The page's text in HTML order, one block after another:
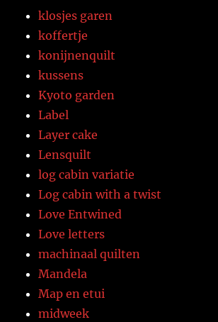
klosjes garen
koffertje
konijnenquilt
kussens
Kyoto garden
Label
Layer cake
Lensquilt
log cabin variatie
Log cabin with a twist
Love Entwined
Love letters
machinaal quilten
Mandela
Map en etui
midweek